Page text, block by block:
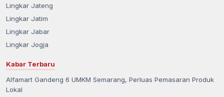
Lingkar Jateng
Lingkar Jatim
Lingkar Jabar
Lingkar Jogja
Kabar Terbaru
Alfamart Gandeng 6 UMKM Semarang, Perluas Pemasaran Produk
Lokal